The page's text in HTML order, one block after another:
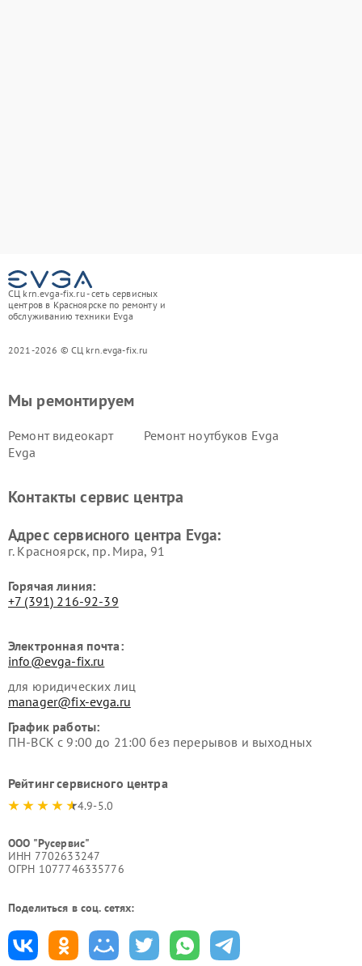
СЦ krn.evga-fix.ru - сеть сервисных
центров в Красноярске по ремонту и
обслуживанию техники Evga
2021-2026 © СЦ krn.evga-fix.ru
Мы ремонтируем
Ремонт видеокарт
Evga
Ремонт ноутбуков Evga
Контакты сервис центра
Адрес сервисного центра Evga:
г. Красноярск, ​пр. Мира, 91
Горячая линия:
+7 (391) 216-92-39
Электронная почта:
info@evga-fix.ru
для юридических лиц
manager@fix-evga.ru
График работы:
ПН-ВСК с 9:00 до 21:00 без перерывов и выходных
Рейтинг сервисного центра
4.9-5.0
ООО "Русервис"
ИНН 7702633247
ОГРН 1077746335776
Поделиться в соц. сетях: